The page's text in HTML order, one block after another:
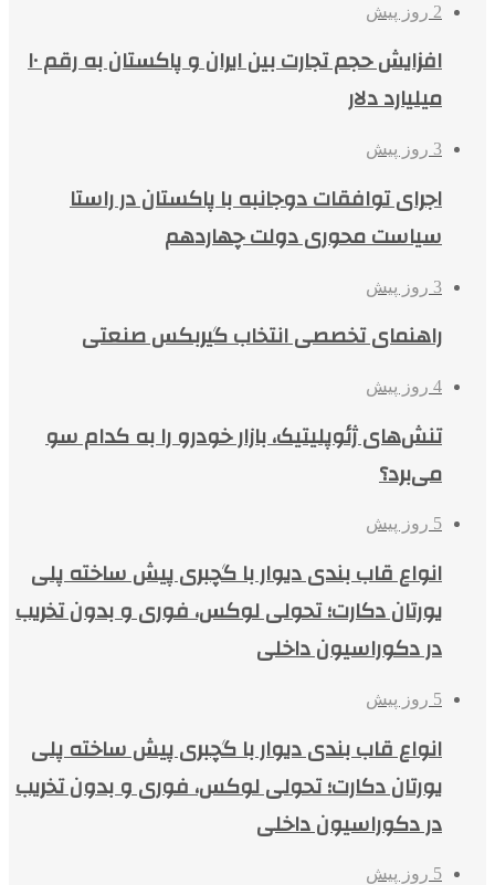
2 روز پیش
افزایش حجم تجارت بین ایران و پاکستان به رقم ۱۰
میلیارد دلار
3 روز پیش
اجرای توافقات دوجانبه با پاکستان در راستا
سیاست محوری دولت چهاردهم
3 روز پیش
راهنمای تخصصی انتخاب گیربکس صنعتی
4 روز پیش
تنش‌های ژئوپلیتیک، بازار خودرو را به کدام سو
می‌برد؟
5 روز پیش
انواع قاب بندی دیوار با گچبری پیش ساخته پلی
یورتان دکارت؛ تحولی لوکس، فوری و بدون تخریب
در دکوراسیون داخلی
5 روز پیش
انواع قاب بندی دیوار با گچبری پیش ساخته پلی
یورتان دکارت؛ تحولی لوکس، فوری و بدون تخریب
در دکوراسیون داخلی
5 روز پیش